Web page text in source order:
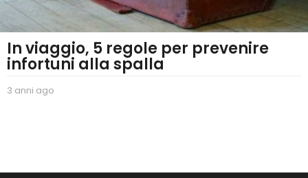
In viaggio, 5 regole per prevenire
infortuni alla spalla
3 anni ago